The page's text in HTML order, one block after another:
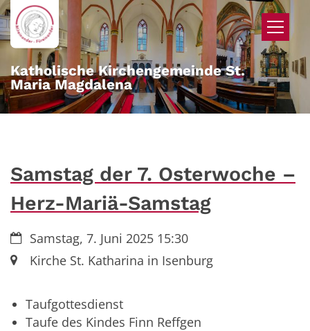
Zum Inhalt springen
Katholische Kirchengemeinde St.
Maria Magdalena
Samstag der 7. Osterwoche –
Herz-Mariä-Samstag
Datum:Samstag, 7. Juni 2025 15:30
Ort:Kirche St. Katharina in Isenburg
Taufgottesdienst
Taufe des Kindes Finn Reffgen